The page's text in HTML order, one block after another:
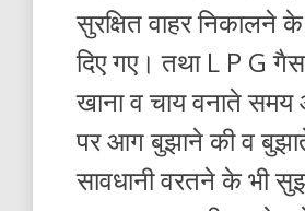
सुरक्षित वाहर निकालने
दिए गए। तथा L P G
खाना व चाय वनाते
पर आग बुझाने की व
सावधानी वरतने के भी